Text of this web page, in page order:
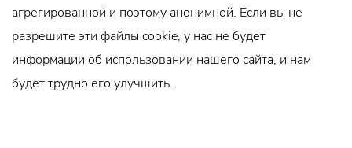
агрегированной и поэтому анонимной. Если вы не
разрешите эти файлы cookie, у нас не будет
информации об использовании нашего сайта, и нам
будет трудно его улучшить.